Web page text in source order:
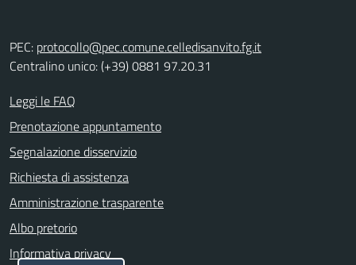
PEC: protocollo@pec.comune.celledisanvito.fg.it
Centralino unico: (+39) 0881 97.20.31
Leggi le FAQ
Prenotazione appuntamento
Segnalazione disservizio
Richiesta di assistenza
Amministrazione trasparente
Albo pretorio
Informativa privacy